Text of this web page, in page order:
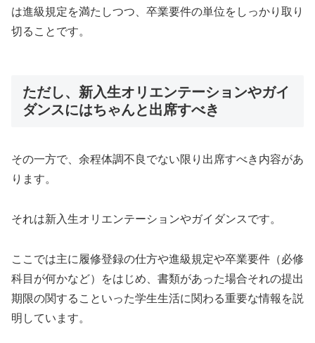
は進級規定を満たしつつ、卒業要件の単位をしっかり取り
切ることです。
ただし、新入生オリエンテーションやガイ
ダンスにはちゃんと出席すべき
その一方で、余程体調不良でない限り出席すべき内容があ
ります。
それは新入生オリエンテーションやガイダンスです。
ここでは主に履修登録の仕方や進級規定や卒業要件（必修
科目が何かなど）をはじめ、書類があった場合それの提出
期限の関することいった学生生活に関わる重要な情報を説
明しています。